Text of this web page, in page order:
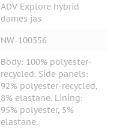
ADV Explore hybrid
dames jas
NW-100356
Body: 100% polyester-
recycled. Side panels:
92% polyester-recycled,
8% elastane. Lining:
95% polyester, 5%
elastane.